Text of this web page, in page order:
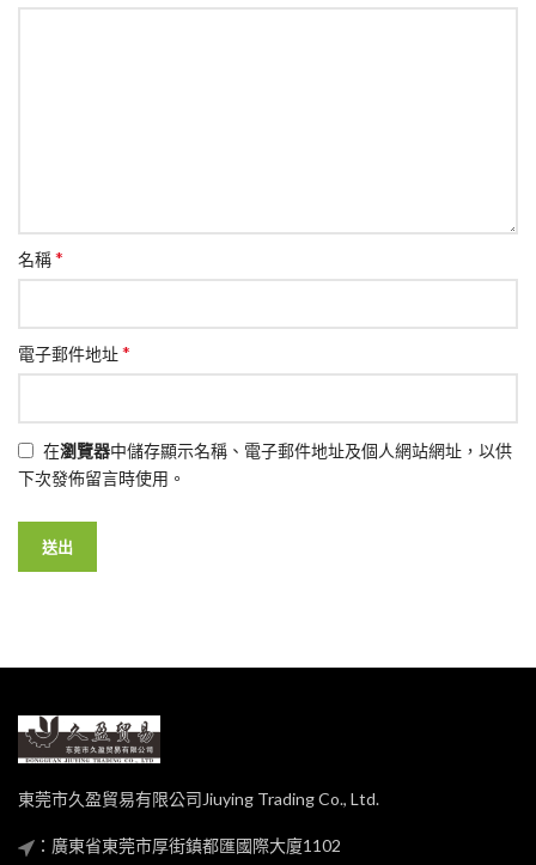
名稱*
電子郵件地址*
在瀏覽器中儲存顯示名稱、電子郵件地址及個人網站網址，以供
下次發佈留言時使用。
東莞市久盈貿易有限公司Jiuying Trading Co., Ltd.
：廣東省東莞市厚街鎮都匯國際大廈1102